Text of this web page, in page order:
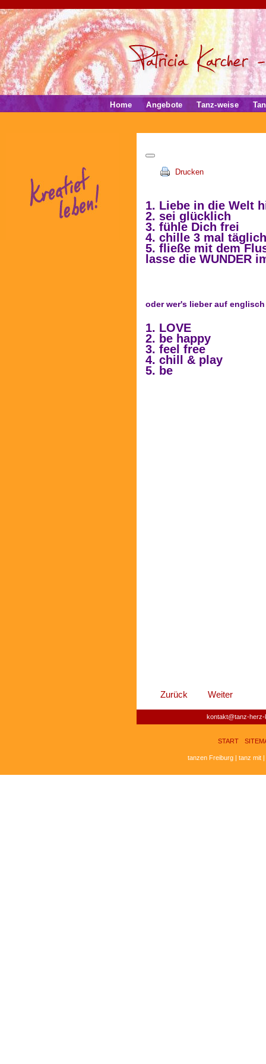
Home Angebote Tanz-weise
Drucken
1. Liebe in die Welt
2. sei glücklich
3. fühle Dich frei
4. chille 3 mal
5. fließe mit dem
lasse die WUNDER
oder wer's lieber auf
1. LOVE
2. be happy
3. feel free
4. chill & play
5. be
Zurück Weiter
kontakt@tanz-
START
tanzen Freiburg | tanz mit